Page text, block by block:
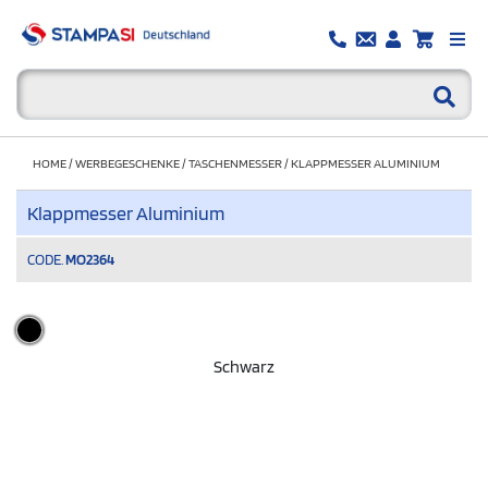
HOME/WERBEGESCHENKE/TASCHENMESSER/KLAPPMESSER ALUMINIUM
Klappmesser Aluminium
CODE. MO2364
Schwarz